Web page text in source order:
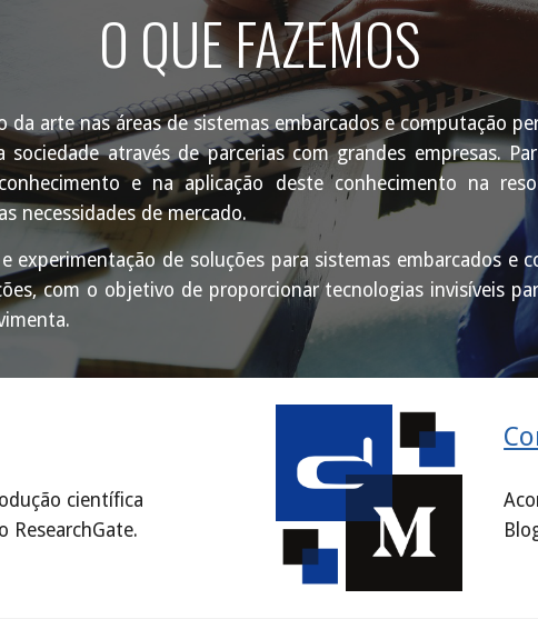
O QUE FAZEMOS
da arte nas áreas de sistemas embarcados e computação
através de parcerias com grandes empresas.
e na aplicação deste conhecimento na
necessidades de mercado.
experimentação de soluções para sistemas embarcados e
com o objetivo de proporcionar tecnologias invisíveis
científica
ResearchGate.